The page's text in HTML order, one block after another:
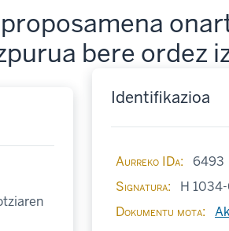
bere ordez
Identifikazioa
Aurreko IDa
6493
Signatura
H
Dokumentu mota